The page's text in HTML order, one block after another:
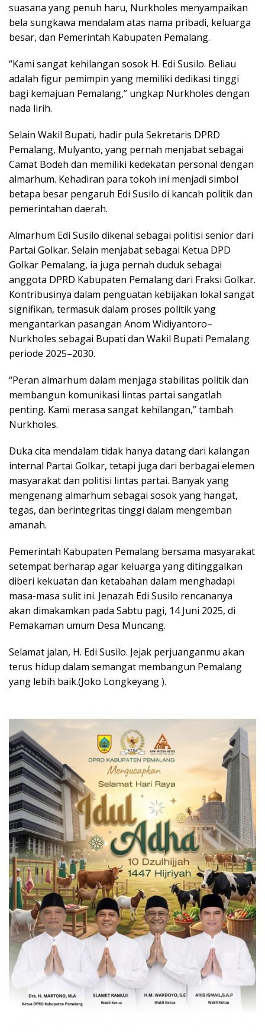
suasana yang penuh haru, Nurkholes menyampaikan
bela sungkawa mendalam atas nama pribadi, keluarga
besar, dan Pemerintah Kabupaten Pemalang.
“Kami sangat kehilangan sosok H. Edi Susilo. Beliau
adalah figur pemimpin yang memiliki dedikasi tinggi
bagi kemajuan Pemalang,” ungkap Nurkholes dengan
nada lirih.
Selain Wakil Bupati, hadir pula Sekretaris DPRD
Pemalang, Mulyanto, yang pernah menjabat sebagai
Camat Bodeh dan memiliki kedekatan personal dengan
almarhum. Kehadiran para tokoh ini menjadi simbol
betapa besar pengaruh Edi Susilo di kancah politik dan
pemerintahan daerah.
Almarhum Edi Susilo dikenal sebagai politisi senior dari
Partai Golkar. Selain menjabat sebagai Ketua DPD
Golkar Pemalang, ia juga pernah duduk sebagai
anggota DPRD Kabupaten Pemalang dari Fraksi Golkar.
Kontribusinya dalam penguatan kebijakan lokal sangat
signifikan, termasuk dalam proses politik yang
mengantarkan pasangan Anom Widiyantoro–
Nurkholes sebagai Bupati dan Wakil Bupati Pemalang
periode 2025–2030.
“Peran almarhum dalam menjaga stabilitas politik dan
membangun komunikasi lintas partai sangatlah
penting. Kami merasa sangat kehilangan,” tambah
Nurkholes.
Duka cita mendalam tidak hanya datang dari kalangan
internal Partai Golkar, tetapi juga dari berbagai elemen
masyarakat dan politisi lintas partai. Banyak yang
mengenang almarhum sebagai sosok yang hangat,
tegas, dan berintegritas tinggi dalam mengemban
amanah.
Pemerintah Kabupaten Pemalang bersama masyarakat
setempat berharap agar keluarga yang ditinggalkan
diberi kekuatan dan ketabahan dalam menghadapi
masa-masa sulit ini. Jenazah Edi Susilo rencananya
akan dimakamkan pada Sabtu pagi, 14 Juni 2025, di
Pemakaman umum Desa Muncang.
Selamat jalan, H. Edi Susilo. Jejak perjuanganmu akan
terus hidup dalam semangat membangun Pemalang
yang lebih baik.(Joko Longkeyang ).